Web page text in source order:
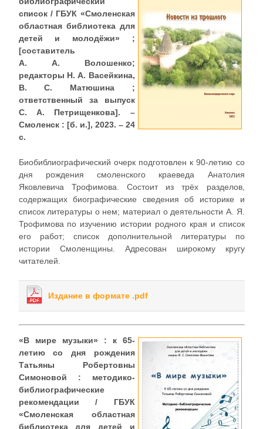
список / ГБУК «Смоленская
областная библиотека для
детей и молодёжи» ;
[составитель
А. А. Волошенко;
редакторы Н. А. Васейкина,
В. С. Матюшина ;
ответственный за выпуск
С. А. Петрищенкова]. –
Смоленск : [б. и.], 2023. – 24
с.
Биобиблиографический очерк подготовлен к 90-летию со
дня рождения смоленского краеведа Анатолия
Яковлевича Трофимова. Состоит из трёх разделов,
содержащих биографические сведения об историке и
список литературы о нем; материал о деятельности А. Я.
Трофимова по изучению истории родного края и список
его работ; список дополнительной литературы по
истории Смоленщины. Адресован широкому кругу
читателей.
Издание в формате .pdf
«В мире музыки» : к 65-
летию со дня рождения
Татьяны Робертовны
Симоновой : методико-
библиографические
рекомендации / ГБУК
«Смоленская областная
библиотека для детей и